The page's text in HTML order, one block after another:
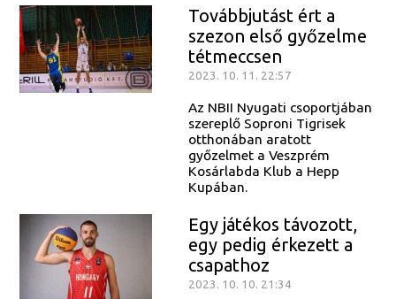
Továbbjutást ért a
szezon első győzelme
tétmeccsen
2023. 10. 11. 22:57
Az NBII Nyugati csoportjában
szereplő Soproni Tigrisek
otthonában aratott
győzelmet a Veszprém
Kosárlabda Klub a Hepp
Kupában.
Egy játékos távozott,
egy pedig érkezett a
csapathoz
2023. 10. 10. 21:34